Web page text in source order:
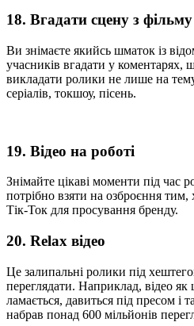
18. Вгадати сцену з фільму
Ви знімаєте якийсь шматок із
учасників вгадати у
викладати ролики не лише на
серіалів, токшоу, пісень.
19. Відео на роботі
Знімайте цікаві моменти під час
потрібно взяти на озброєння тим,
Тік-Ток для просування бренду.
20. Relax відео
Це залипальні ролики під
переглядати. Наприклад, відео
ламається, давиться під пресом і
набрав понад 600 мільйонів